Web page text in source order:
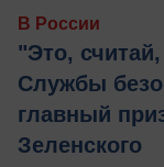
В России
"Это,
Службы
главный
Зеленского